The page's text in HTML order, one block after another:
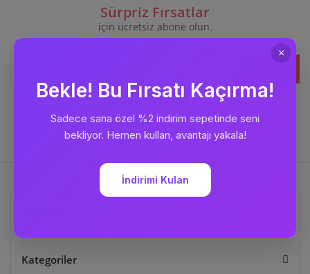
Sürpriz Fırsatlar
için ücretsiz abone olun.
Bizi
Takip Edin
Kategoriler